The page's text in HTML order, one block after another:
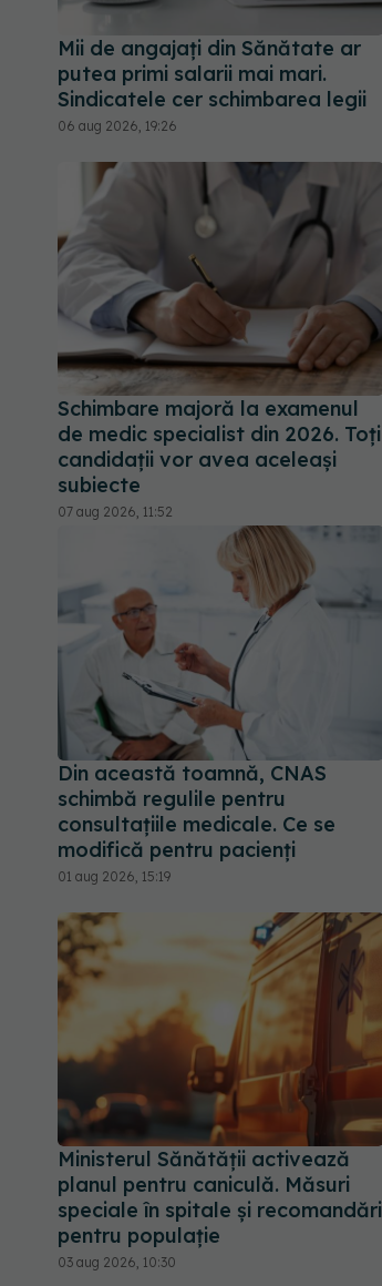
Mii de angajați din Sănătate ar
putea primi salarii mai mari.
Sindicatele cer schimbarea legii
06 aug 2026, 19:26
Schimbare majoră la examenul
de medic specialist din 2026. Toți
candidații vor avea aceleași
subiecte
07 aug 2026, 11:52
Din această toamnă, CNAS
schimbă regulile pentru
consultațiile medicale. Ce se
modifică pentru pacienți
01 aug 2026, 15:19
Ministerul Sănătății activează
planul pentru caniculă. Măsuri
speciale în spitale și recomandări
pentru populație
03 aug 2026, 10:30